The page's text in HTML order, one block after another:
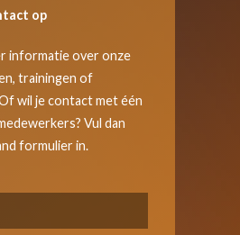
op
informatie over onze
trainingen of
wil je contact met één
Vul dan
formulier in.